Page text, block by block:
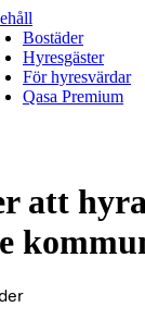
Bostäder
Hyresgäster
För hyresvärdar
Qasa Premium
att